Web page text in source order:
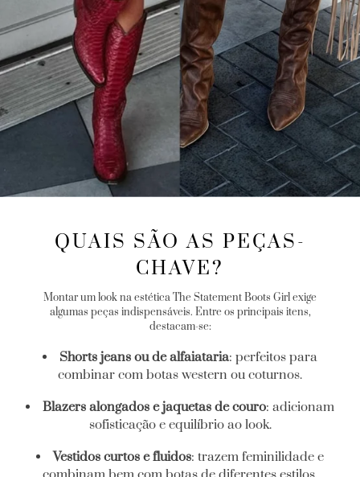
QUAIS SÃO AS PEÇAS-
CHAVE?
Montar um look na estética The Statement Boots Girl exige
algumas peças indispensáveis. Entre os principais itens,
destacam-se:
Shorts jeans ou de alfaiataria: perfeitos para
combinar com botas western ou coturnos.
Blazers alongados e jaquetas de couro: adicionam
sofisticação e equilíbrio ao look.
Vestidos curtos e fluidos: trazem feminilidade e